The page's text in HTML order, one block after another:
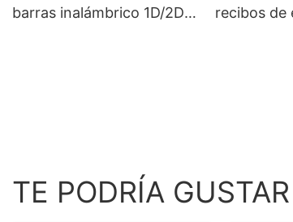
barras inalámbrico 1D/2D
recibos de
TE PODRÍA GUSTAR